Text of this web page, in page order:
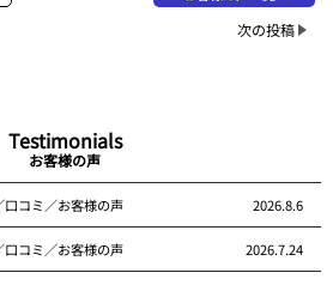
次の投稿
Testimonials
お客様の声
コミ／お客様の声 2026.8.6
コミ／お客様の声 2026.7.24